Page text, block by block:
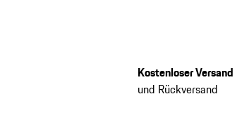
Kostenloser Versand
und Rückversand